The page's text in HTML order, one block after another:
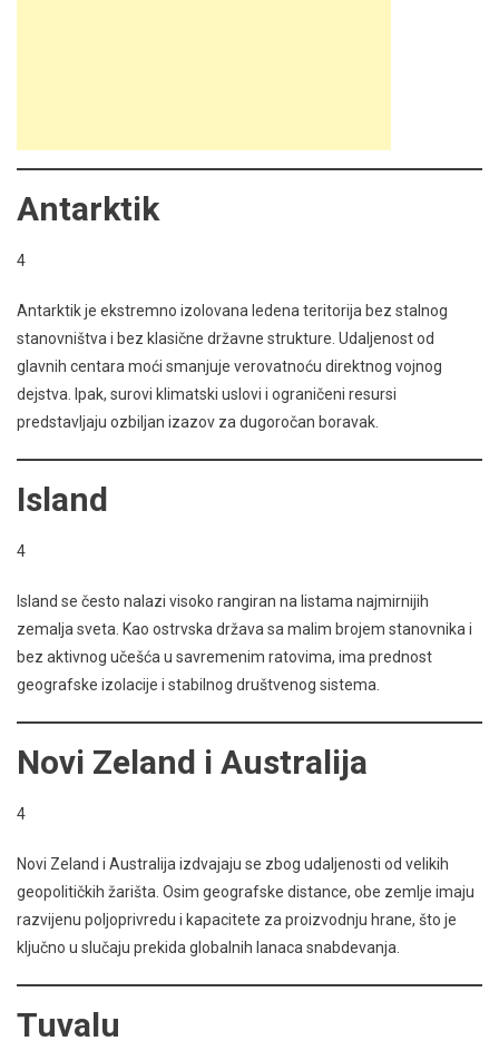
Antarktik
4
Antarktik je ekstremno izolovana ledena teritorija bez stalnog
stanovništva i bez klasične državne strukture. Udaljenost od
glavnih centara moći smanjuje verovatnoću direktnog vojnog
dejstva. Ipak, surovi klimatski uslovi i ograničeni resursi
predstavljaju ozbiljan izazov za dugoročan boravak.
Island
4
Island se često nalazi visoko rangiran na listama najmirnijih
zemalja sveta. Kao ostrvska država sa malim brojem stanovnika i
bez aktivnog učešća u savremenim ratovima, ima prednost
geografske izolacije i stabilnog društvenog sistema.
Novi Zeland i Australija
4
Novi Zeland i Australija izdvajaju se zbog udaljenosti od velikih
geopolitičkih žarišta. Osim geografske distance, obe zemlje imaju
razvijenu poljoprivredu i kapacitete za proizvodnju hrane, što je
ključno u slučaju prekida globalnih lanaca snabdevanja.
Tuvalu